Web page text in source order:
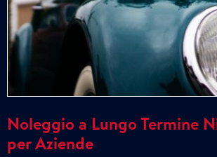
Noleggio a Lungo Termine
per Aziende